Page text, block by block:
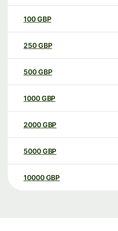
100GBP
250GBP
500GBP
1000GBP
2000GBP
5000GBP
10000 GBP